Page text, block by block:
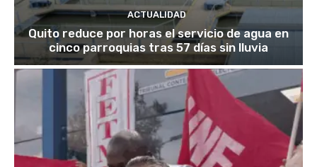
ACTUALIDAD
Quito reduce por horas el servicio de agua en
cinco parroquias tras 57 días sin lluvia